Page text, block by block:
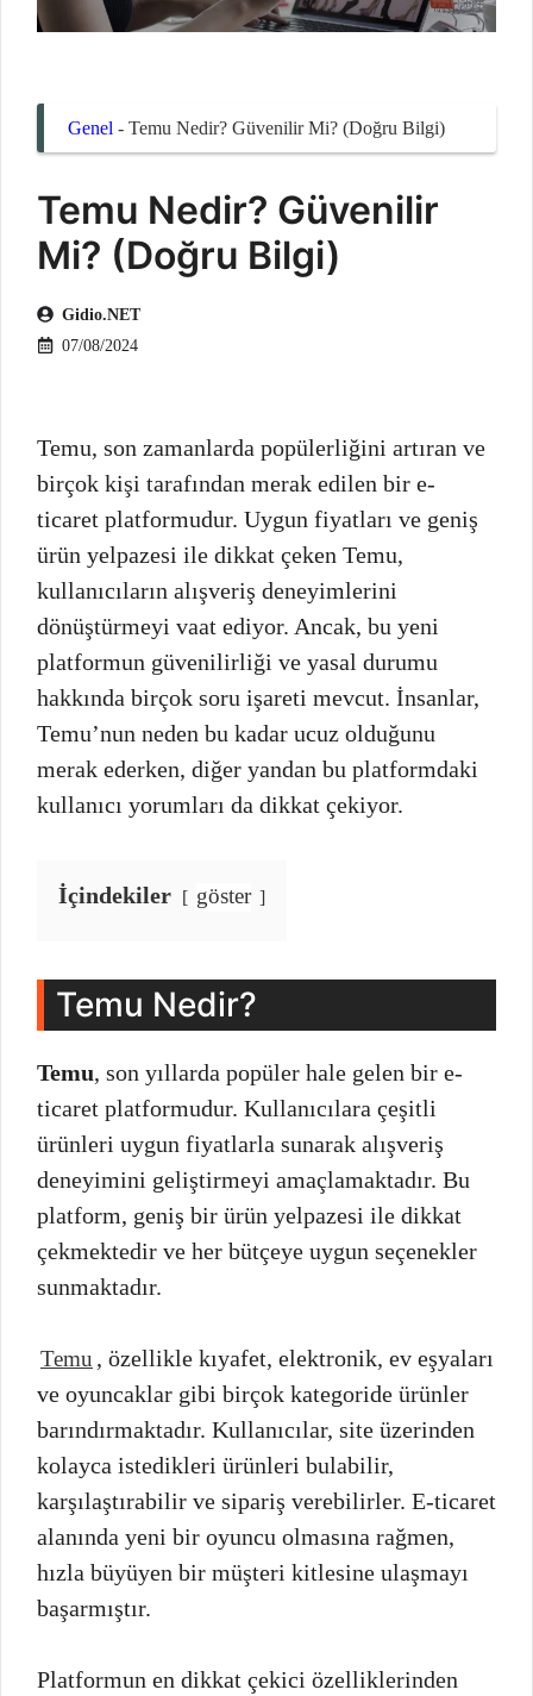
Genel - Temu Nedir? Güvenilir Mi? (Doğru Bilgi)
Temu Nedir? Güvenilir
Mi? (Doğru Bilgi)
Gidio.NET
07/08/2024
Temu, son zamanlarda popülerliğini artıran ve
birçok kişi tarafından merak edilen bir e-
ticaret platformudur. Uygun fiyatları ve geniş
ürün yelpazesi ile dikkat çeken Temu,
kullanıcıların alışveriş deneyimlerini
dönüştürmeyi vaat ediyor. Ancak, bu yeni
platformun güvenilirliği ve yasal durumu
hakkında birçok soru işareti mevcut. İnsanlar,
Temu’nun neden bu kadar ucuz olduğunu
merak ederken, diğer yandan bu platformdaki
kullanıcı yorumları da dikkat çekiyor.
İçindekiler göster
Temu Nedir?
Temu, son yıllarda popüler hale gelen bir e-
ticaret platformudur. Kullanıcılara çeşitli
ürünleri uygun fiyatlarla sunarak alışveriş
deneyimini geliştirmeyi amaçlamaktadır. Bu
platform, geniş bir ürün yelpazesi ile dikkat
çekmektedir ve her bütçeye uygun seçenekler
sunmaktadır.
Temu , özellikle kıyafet, elektronik, ev eşyaları
ve oyuncaklar gibi birçok kategoride ürünler
barındırmaktadır. Kullanıcılar, site üzerinden
kolayca istedikleri ürünleri bulabilir,
karşılaştırabilir ve sipariş verebilirler. E-ticaret
alanında yeni bir oyuncu olmasına rağmen,
hızla büyüyen bir müşteri kitlesine ulaşmayı
başarmıştır.
Platformun en dikkat çekici özelliklerinden